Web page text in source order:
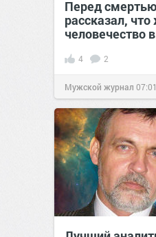
Перед
рассказал,
человечество
4 2
Мужской журнал 07:01